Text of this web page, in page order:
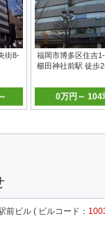
街8-
福岡市博多区住吉
櫛田神社前駅 徒歩
0万円～ 104
前ビル ( ビルコード：